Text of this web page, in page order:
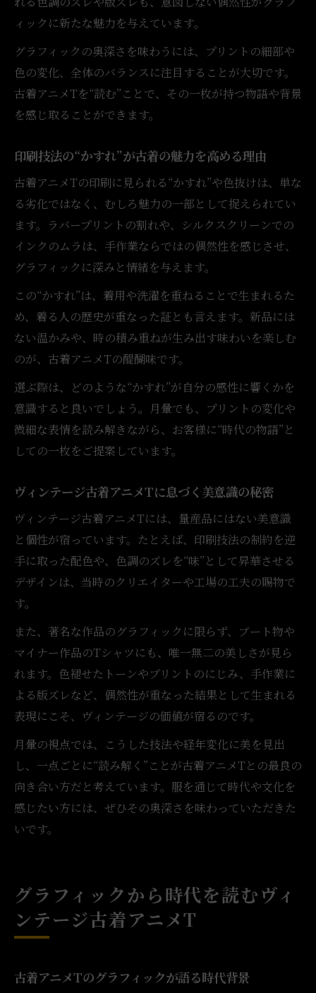
デザインの妙が古着アニメTの人気を支える
ヴィンテージ古着アニメTで感じる時代の表
現力
ィックに新たな魅力を与えています。
グラフィックの奥深さを味わうには、プリントの細部や
色の変化、全体のバランスに注目することが大切です。
古着アニメTを“読む”ことで、その一枚が持つ物語や背景
を感じ取ることができます。
印刷技法の“かすれ”が古着の魅力を高める理由
古着アニメTの印刷に見られる“かすれ”や色抜けは、単な
る劣化ではなく、むしろ魅力の一部として捉えられてい
ます。ラバープリントの割れや、シルクスクリーンでの
インクのムラは、手作業ならではの偶然性を感じさせ、
グラフィックに深みと情緒を与えます。
この“かすれ”は、着用や洗濯を重ねることで生まれるた
め、着る人の歴史が重なった証とも言えます。新品には
ない温かみや、時の積み重ねが生み出す味わいを楽しむ
のが、古着アニメTの醍醐味です。
選ぶ際は、どのような“かすれ”が自分の感性に響くかを
意識すると良いでしょう。月暈でも、プリントの変化や
微細な表情を読み解きながら、お客様に“時代の物語”と
しての一枚をご提案しています。
ヴィンテージ古着アニメTに息づく美意識の秘密
ヴィンテージ古着アニメTには、量産品にはない美意識
と個性が宿っています。たとえば、印刷技法の制約を逆
手に取った配色や、色調のズレを“味”として昇華させる
デザインは、当時のクリエイターや工場の工夫の賜物で
す。
また、著名な作品のグラフィックに限らず、ブート物や
マイナー作品のTシャツにも、唯一無二の美しさが見ら
れます。色褪せたトーンやプリントのにじみ、手作業に
よる版ズレなど、偶然性が重なった結果として生まれる
表現にこそ、ヴィンテージの価値が宿るのです。
月暈の視点では、こうした技法や経年変化に美を見出
し、一点ごとに“読み解く”ことが古着アニメTとの最良の
向き合い方だと考えています。服を通じて時代や文化を
感じたい方には、ぜひその奥深さを味わっていただきた
いです。
グラフィックから時代を読むヴィ
ンテージ古着アニメT
古着アニメTのグラフィックが語る時代背景